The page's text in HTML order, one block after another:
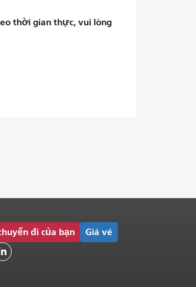
thời gian thực, vui lòng
đi của bạn Giá vé